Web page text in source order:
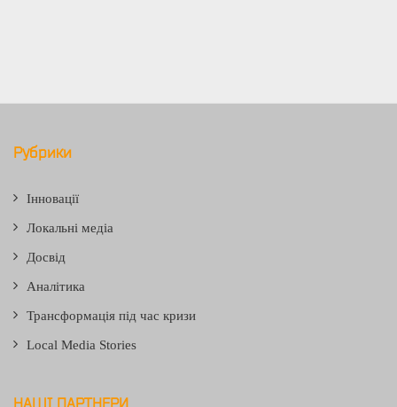
Рубрики
Інновації
Локальні медіа
Досвід
Аналітика
Трансформація під час кризи
Local Media Stories
НАШІ ПАРТНЕРИ